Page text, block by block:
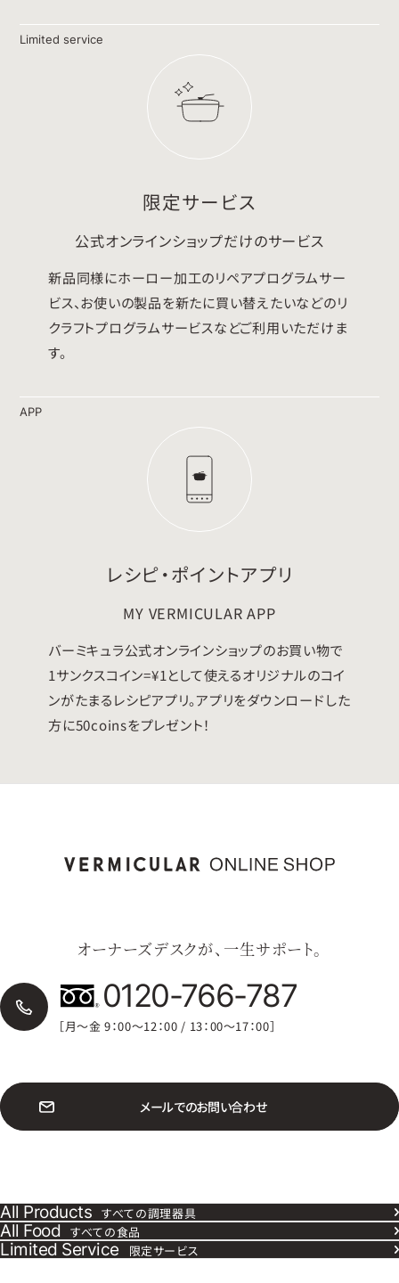
Limited service
限定サービス
公式オンラインショップだけのサービス
新品同様にホーロー加工のリペアプログラムサー
ビス、お使いの製品を新たに買い替えたいなどのリ
クラフトプログラムサービスなどご利用いただけま
す。
APP
レシピ・ポイントアプリ
MY VERMICULAR APP
バーミキュラ公式オンラインショップのお買い物で
1サンクスコイン=¥1として使えるオリジナルのコイ
ンがたまるレシピアプリ。アプリをダウンロードした
方に50coinsをプレゼント！
オーナーズデスクが、一生サポート。
0120-766-787
［月〜金 9：00〜12：00 / 13：00〜17：00］
メールでのお問い合わせ
All Products すべての調理器具
All Food すべての食品
Limited Service 限定サービス